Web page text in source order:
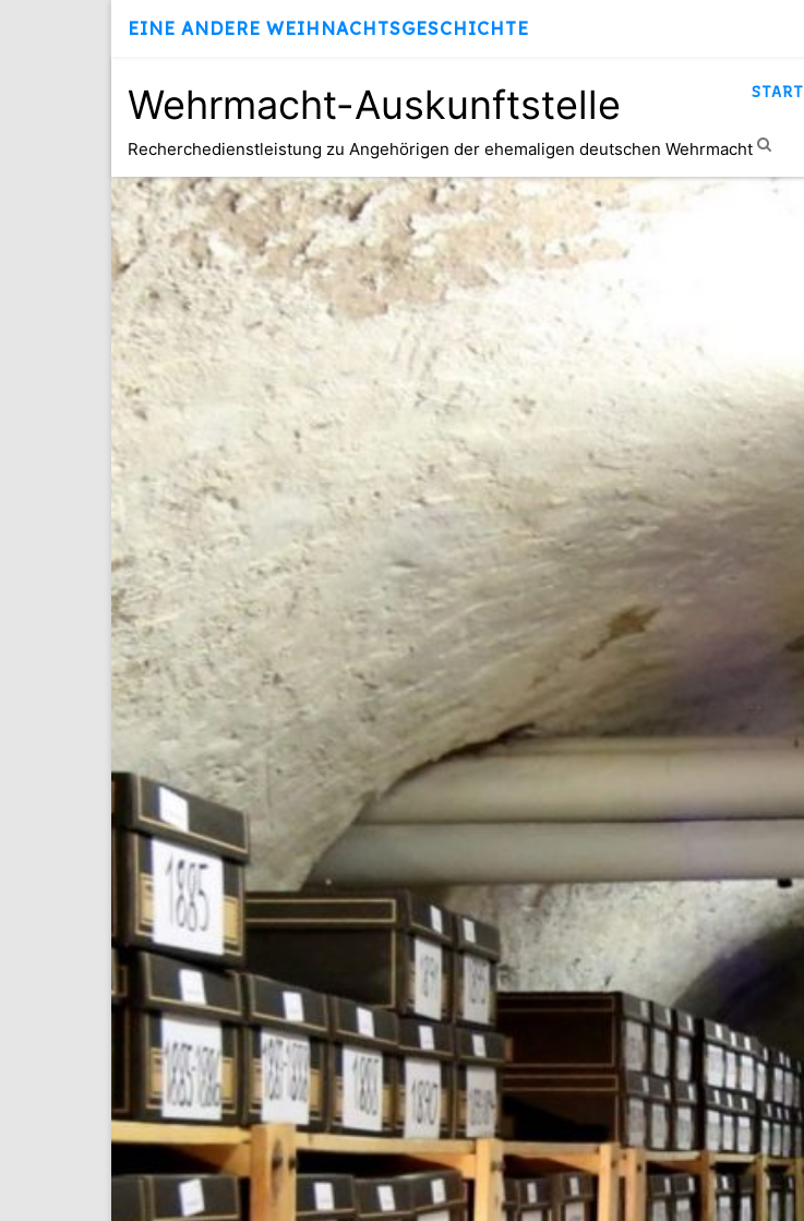
EINE ANDERE WEIHNACHTSGESCHICHTE
Wehrmacht-Auskunftstelle
Recherchedienstleistung zu Angehörigen der ehemaligen deutschen Wehrmacht
START